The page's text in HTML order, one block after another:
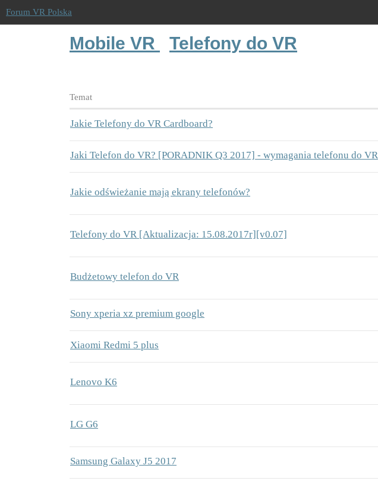
Forum VR Polska
Mobile VR Telefony do VR
Temat
Jakie Telefony do VR Cardboard?
Jaki Telefon do VR? [PORADNIK Q3 2017] - wymagania telefonu do VR
Jakie odświeżanie mają ekrany telefonów?
Telefony do VR [Aktualizacja: 15.08.2017r][v0.07]
Budżetowy telefon do VR
Sony xperia xz premium google
Xiaomi Redmi 5 plus
Lenovo K6
LG G6
Samsung Galaxy J5 2017